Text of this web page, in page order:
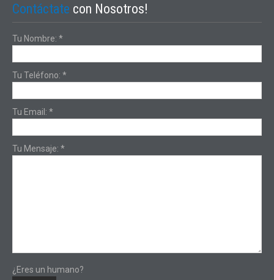
Contáctate con Nosotros!
Tu Nombre: *
Tu Teléfono: *
Tu Email: *
Tu Mensaje: *
¿Eres un humano?